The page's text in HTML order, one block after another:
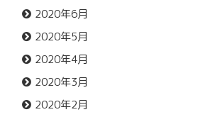
2020年6月
2020年5月
2020年4月
2020年3月
2020年2月